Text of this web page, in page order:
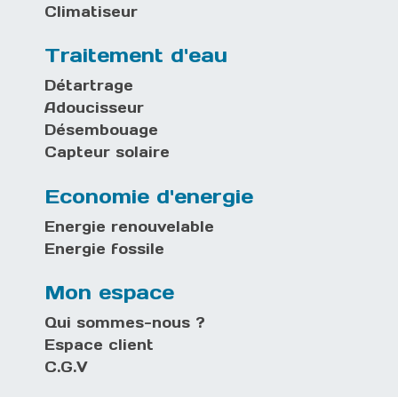
Climatiseur
Traitement d'eau
Détartrage
Adoucisseur
Désembouage
Capteur solaire
Economie d'energie
Energie renouvelable
Energie fossile
Mon espace
Qui sommes-nous ?
Espace client
C.G.V